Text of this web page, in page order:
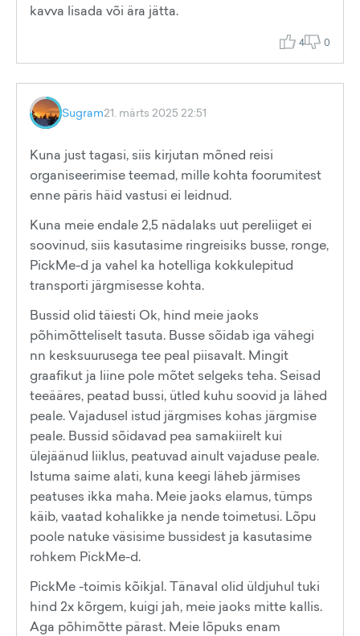
kavva lisada või ära jätta.
4 0
Sugram21. märts 2025 22:51
Kuna just tagasi, siis kirjutan mõned reisi
organiseerimise teemad, mille kohta foorumitest
enne päris häid vastusi ei leidnud.
Kuna meie endale 2,5 nädalaks uut pereliiget ei
soovinud, siis kasutasime ringreisiks busse, ronge,
PickMe-d ja vahel ka hotelliga kokkulepitud
transporti järgmisesse kohta.
Bussid olid täiesti Ok, hind meie jaoks
põhimõtteliselt tasuta. Busse sõidab iga vähegi
nn kesksuurusega tee peal piisavalt. Mingit
graafikut ja liine pole mõtet selgeks teha. Seisad
teeääres, peatad bussi, ütled kuhu soovid ja lähed
peale. Vajadusel istud järgmises kohas järgmise
peale. Bussid sõidavad pea samakiirelt kui
ülejäänud liiklus, peatuvad ainult vajaduse peale.
Istuma saime alati, kuna keegi läheb järmises
peatuses ikka maha. Meie jaoks elamus, tümps
käib, vaatad kohalikke ja nende toimetusi. Lõpu
poole natuke väsisime bussidest ja kasutasime
rohkem PickMe-d.
PickMe -toimis kõikjal. Tänaval olid üldjuhul tuki
hind 2x kõrgem, kuigi jah, meie jaoks mitte kallis.
Aga põhimõtte pärast. Meie lõpuks enam